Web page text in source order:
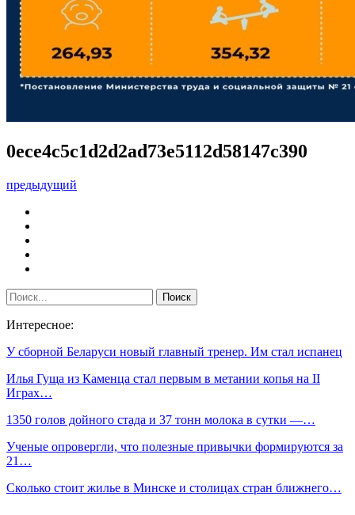
0ece4c5c1d2d2ad73e5112d58147c390
предыдущий
Интересное:
У сборной Беларуси новый главный тренер. Им стал испанец
Илья Гуща из Каменца стал первым в метании копья на II
Играх…
1350 голов дойного стада и 37 тонн молока в сутки —…
Ученые опровергли, что полезные привычки формируются за
21…
Сколько стоит жилье в Минске и столицах стран ближнего…